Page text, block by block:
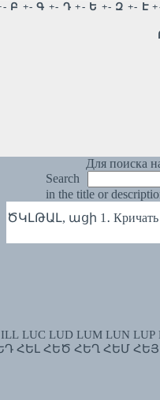
Для поиска
Search
in the title or
ԾԿԼԹԱԼ, ացի 1․ Кричать (о
ILL LUC LUD LUM LUN LUP
ՀԵԼ ՀԵԾ ՀԵՂ ՀԵՄ ՀԵՅ